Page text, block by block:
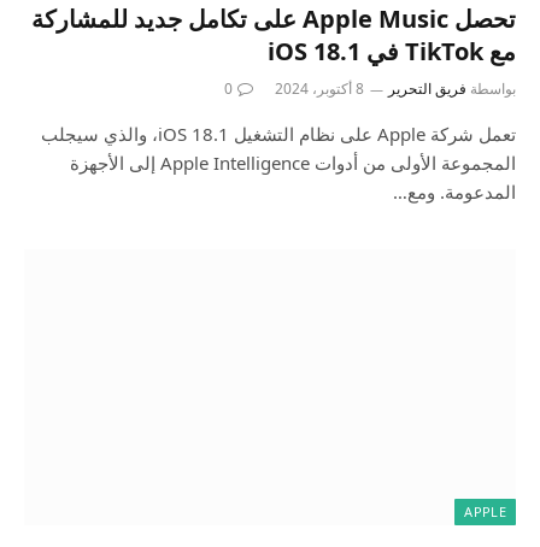
تحصل Apple Music على تكامل جديد للمشاركة
مع TikTok في iOS 18.1
بواسطة فريق التحرير 8 أكتوبر، 2024 0
تعمل شركة Apple على نظام التشغيل iOS 18.1، والذي سيجلب
المجموعة الأولى من أدوات Apple Intelligence إلى الأجهزة
المدعومة. ومع…
APPLE